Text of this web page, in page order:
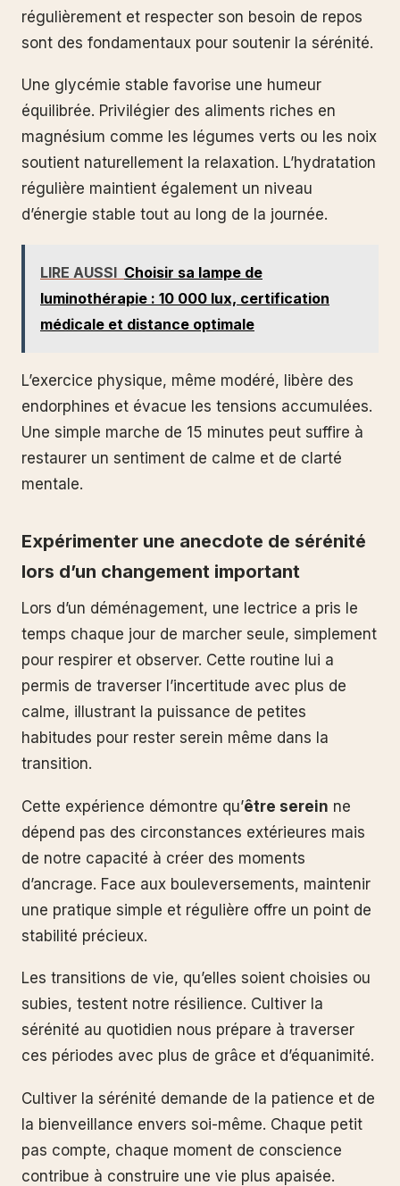
régulièrement et respecter son besoin de repos
sont des fondamentaux pour soutenir la sérénité.
Une glycémie stable favorise une humeur
équilibrée. Privilégier des aliments riches en
magnésium comme les légumes verts ou les noix
soutient naturellement la relaxation. L’hydratation
régulière maintient également un niveau
d’énergie stable tout au long de la journée.
LIRE AUSSI Choisir sa lampe de
luminothérapie : 10 000 lux, certification
médicale et distance optimale
L’exercice physique, même modéré, libère des
endorphines et évacue les tensions accumulées.
Une simple marche de 15 minutes peut suffire à
restaurer un sentiment de calme et de clarté
mentale.
Expérimenter une anecdote de sérénité
lors d’un changement important
Lors d’un déménagement, une lectrice a pris le
temps chaque jour de marcher seule, simplement
pour respirer et observer. Cette routine lui a
permis de traverser l’incertitude avec plus de
calme, illustrant la puissance de petites
habitudes pour rester serein même dans la
transition.
Cette expérience démontre qu’être serein ne
dépend pas des circonstances extérieures mais
de notre capacité à créer des moments
d’ancrage. Face aux bouleversements, maintenir
une pratique simple et régulière offre un point de
stabilité précieux.
Les transitions de vie, qu’elles soient choisies ou
subies, testent notre résilience. Cultiver la
sérénité au quotidien nous prépare à traverser
ces périodes avec plus de grâce et d’équanimité.
Cultiver la sérénité demande de la patience et de
la bienveillance envers soi-même. Chaque petit
pas compte, chaque moment de conscience
contribue à construire une vie plus apaisée.